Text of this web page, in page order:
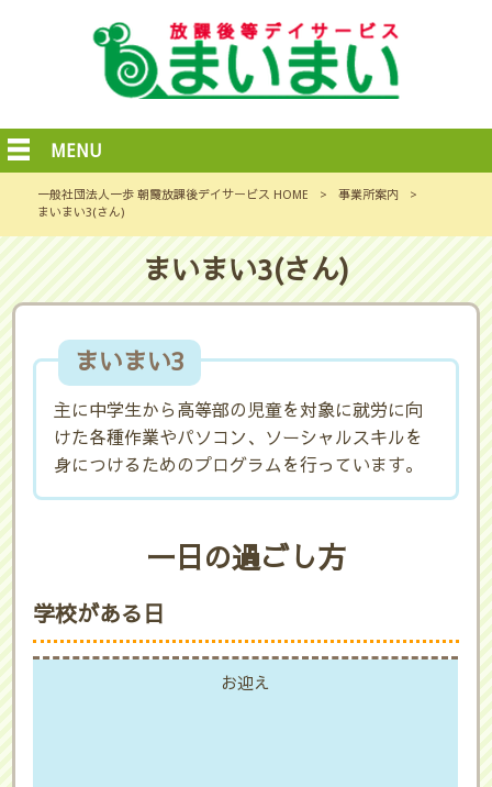
MENU
一般社団法人一歩 朝霞放課後デイサービス HOME > 事業所案内
>
まいまい3(さん)
まいまい3(さん)
まいまい3
主に中学生から高等部の児童を対象に就労に向
けた各種作業やパソコン、ソーシャルスキルを
身につけるためのプログラムを行っています。
一日の過ごし方
学校がある日
お迎え